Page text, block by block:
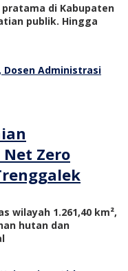
di Kabupaten
publik. Hingga
Zero
wilayah 1.261,40 km²,
hutan dan